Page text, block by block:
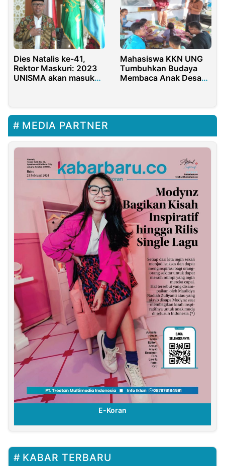
Dies Natalis ke-41,
Rektor Maskuri: 2023
UNISMA akan masuk
Mahasiswa KKN UNG
Tumbuhkan Budaya
Membaca Anak Desa
MEDIA PARTNER
E-Koran
KABAR TERBARU